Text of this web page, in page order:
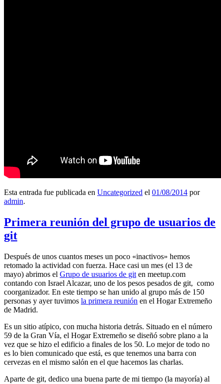
Esta entrada fue publicada en Uncategorized el 01/08/2014 por
admin.
Primera reunión del grupo de usuarios de
git
Después de unos cuantos meses un poco «inactivos» hemos
retomado la actividad con fuerza. Hace casi un mes (el 13 de
mayo) abrimos el Grupo de usuarios de git en meetup.com
contando con Israel Alcazar, uno de los pesos pesados de git, como
coorganizador. En este tiempo se han unido al grupo más de 150
personas y ayer tuvimos la primera reunión en el Hogar Extremeño
de Madrid.
Es un sitio atípico, con mucha historia detrás. Situado en el número
59 de la Gran Vía, el Hogar Extremeño se diseñó sobre plano a la
vez que se hizo el edificio a finales de los 50. Lo mejor de todo no
es lo bien comunicado que está, es que tenemos una barra con
cervezas en el mismo salón en el que hacemos las charlas.
Aparte de git, dedico una buena parte de mi tiempo (la mayoría) al